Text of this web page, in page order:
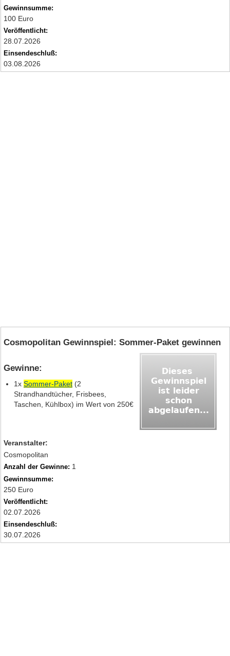
Gewinnsumme:
100 Euro
Veröffentlicht:
28.07.2026
Einsendeschluß:
03.08.2026
Cosmopolitan Gewinnspiel: Sommer-Paket gewinnen
Gewinne:
1x Sommer-Paket (2
Strandhandtücher, Frisbees,
Taschen, Kühlbox) im Wert von 250€
Veranstalter:
Cosmopolitan
Anzahl der Gewinne: 1
Gewinnsumme:
250 Euro
Veröffentlicht:
02.07.2026
Einsendeschluß:
30.07.2026